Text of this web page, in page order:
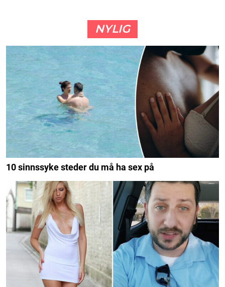
NYLIG
10 sinnssyke steder du må ha sex på